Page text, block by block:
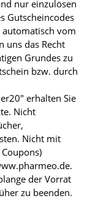
nur einzulösen
Gutscheincodes
vom
uns das Recht
Grundes zu
bzw. durch
erhalten Sie
Nicht
Nicht mit
der Vorrat
zu beenden.